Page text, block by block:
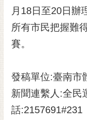
安
全
政
策
站
資
料
開
放
月18日至20日辦
所有市民把握難
賽。
發稿單位:臺南市
新聞連繫人:全民
話:2157691#231